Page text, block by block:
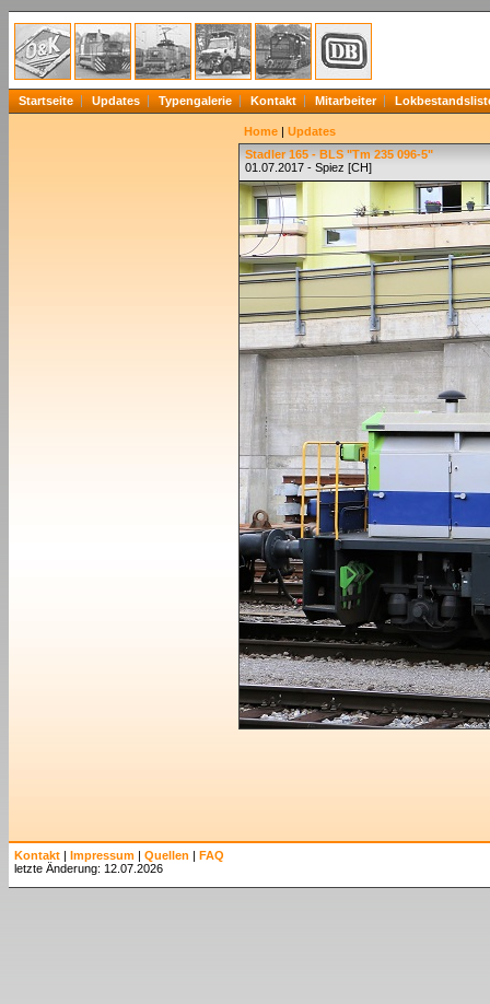
Startseite Updates Typengalerie Kontakt Mitarbeiter
Home | Updates
Stadler 165 - BLS "Tm 235 096-5"
01.07.2017 - Spiez [CH]
Kontakt | Impressum | Quellen | FAQ
letzte Änderung: 12.07.2026